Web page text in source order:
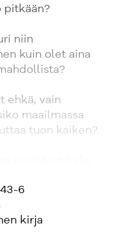
pitkään?
niin
kuin olet aina
ehkä, vain
maailmassa
tuon kaiken?
Tuo
karismasta. Siitä,
ole, sekä siitä,
6
kirja